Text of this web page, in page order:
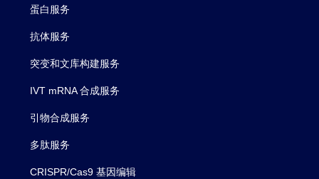
蛋白服务
抗体服务
突变和文库构建服务
IVT mRNA 合成服务
引物合成服务
多肽服务
CRISPR/Cas9 基因编辑